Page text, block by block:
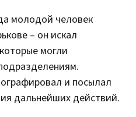
молодой человек
– он искал
могли
и посылал
дальнейших действий.